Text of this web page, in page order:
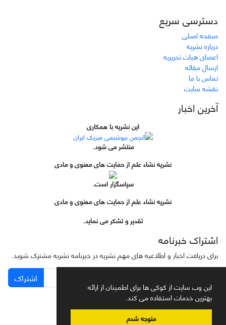
این وب سایت از کوکی ها برای اطمینان از ارائه
بهترین خدمات استفاده می کند.
متوجه شدم
دسترسی سریع
صفحه اصلی
درباره نشریه
اعضای هیات تحریریه
ارسال مقاله
تماس با ما
نقشه سایت
آخرین اخبار
این نشریه با همکاری
منتشر می شود.
نشریه نشاء علم از حمایت های معنوی و مادی
سپاسگزار است.
نشریه نشاء علم از حمایت های معنوی و مادی
تقدیر و تشکر می نماید.
اشتراک خبرنامه
برای دریافت اخبار و اطلاعیه های مهم نشریه در خبرنامه نشریه مشترک شوید.
اشتراک